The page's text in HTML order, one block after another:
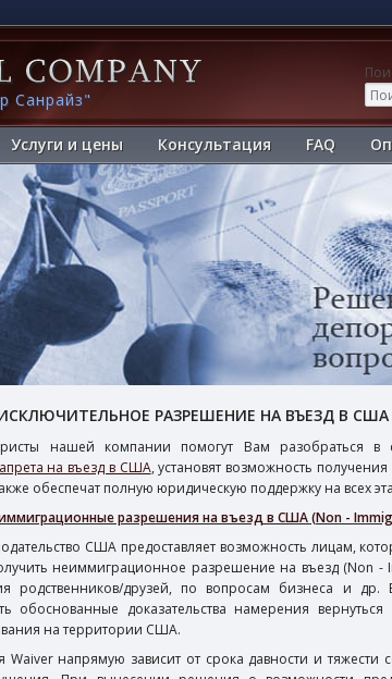
Санрайз"
Услуги и цены Консультация FAQ
РАЗРЕШЕНИЕ НА ВЪЕЗД В США -
нашей компании помогут Вам разобраться в
на въезд в США, установят возможность
обеспечат полную юридическую поддержку на всех
разрешения на въезд в США (Non -
США предоставляет возможность лицам,
неиммиграционное разрешение на въезд (Non -
родственников/друзей, по вопросам бизнеса и др.
обоснованные доказательства намерения
на территории США.
Waiver напрямую зависит от срока давности и тяжести